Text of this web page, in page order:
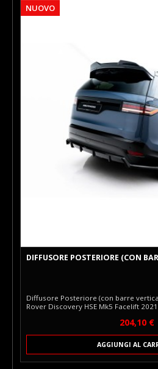
NUOVO
DIFFUSORE POSTERIORE (CON
Diffusore Posteriore (con barre
Rover Discovery HSE Mk5 Facelift
Diffusore posteriore (con barre
componente montato sulla parte
posteriore, conferendo alla vettura un
Prezzo
204,10 €
AGGIUNGI AL